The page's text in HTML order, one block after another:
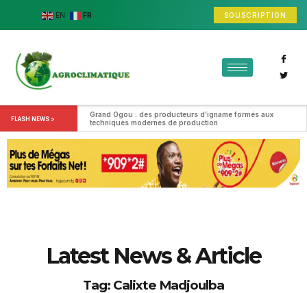
EN FR SOUSCRIPTION
FLASH NEWS >
Grand Ogou : des producteurs d’igname formés aux
techniques modernes de production
Latest News & Article
Tag: Calixte Madjoulba